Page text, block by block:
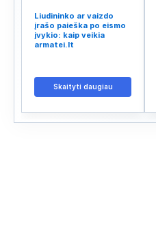
Liudininko ar vaizdo
įrašo paieška po eismo
įvykio: kaip veikia
armatei.lt
Skaityti daugiau